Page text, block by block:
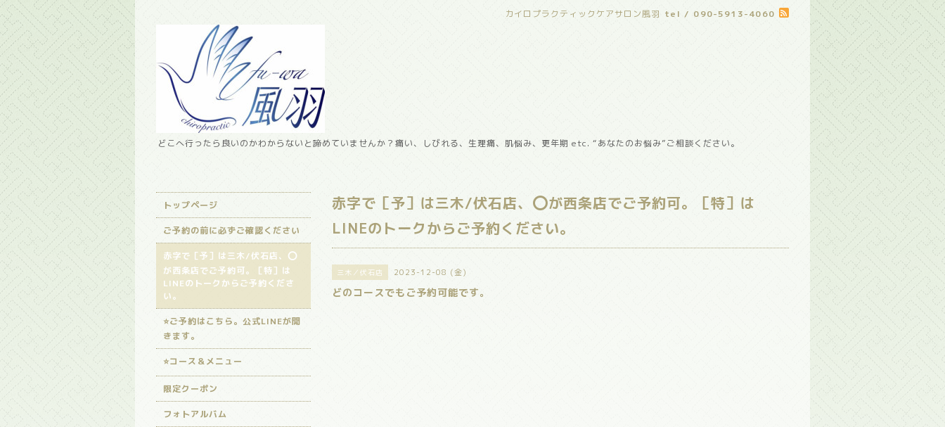
カイロプラクティックケアサロン風羽 tel / 090-5913-4060
どこへ行ったら良いのかわからないと諦めていませんか？痛い、しびれる、生理痛、肌悩み、更年期 etc. “あなたのお悩み”ご相談ください。
赤字で［予］は三木/伏石店、⭕️が西条店でご予約可。［特］は
LINEのトークからご予約ください。
三木／伏石店 2023-12-08 (金)
どのコースでもご予約可能です。
トップページ
ご予約の前に必ずご確認ください
赤字で［予］は三木/伏石店、⭕️
が西条店でご予約可。［特］は
LINEのトークからご予約くださ
い。
⭐️ご予約はこちら。公式LINEが開
きます。
⭐️コース＆メニュー
限定クーポン
フォトアルバム